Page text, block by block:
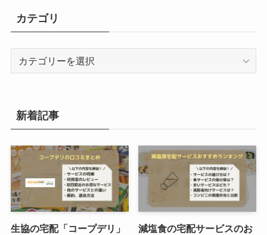
カテゴリ
新着記事
生協の宅配「コープデリ」
減塩食の宅配サービスのお